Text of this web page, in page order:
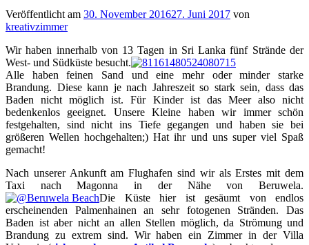
Veröffentlicht am 30. November 201627. Juni 2017 von
kreativzimmer
Wir haben innerhalb von 13 Tagen in Sri Lanka fünf Strände der
West- und Südküste besucht.
Alle haben feinen Sand und eine mehr oder minder starke
Brandung. Diese kann je nach Jahreszeit so stark sein, dass das
Baden nicht möglich ist. Für Kinder ist das Meer also nicht
bedenkenlos geeignet. Unsere Kleine haben wir immer schön
festgehalten, sind nicht ins Tiefe gegangen und haben sie bei
größeren Wellen hochgehalten;) Hat ihr und uns super viel Spaß
gemacht!
Nach unserer Ankunft am Flughafen sind wir als Erstes mit dem
Taxi nach Magonna in der Nähe von Beruwela.
Die Küste hier ist gesäumt von endlos
erscheinenden Palmenhainen an sehr fotogenen Stränden. Das
Baden ist aber nicht an allen Stellen möglich, da Strömung und
Brandung zu extrem sind. Wir haben ein Zimmer in der Villa